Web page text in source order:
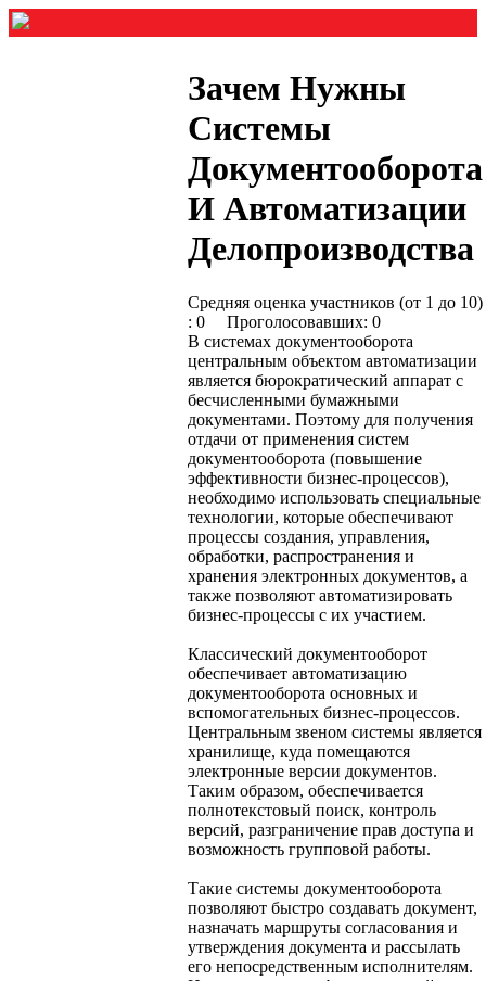
Зачем Нужны
Системы
Документооборота
И Автоматизации
Делопроизводства
Средняя оценка участников (от 1 до 10)
: 0 Проголосовавших: 0
В системах документооборота
центральным объектом автоматизации
является бюрократический аппарат с
бесчисленными бумажными
документами. Поэтому для получения
отдачи от применения систем
документооборота (повышение
эффективности бизнес-процессов),
необходимо использовать специальные
технологии, которые обеспечивают
процессы создания, управления,
обработки, распространения и
хранения электронных документов, а
также позволяют автоматизировать
бизнес-процессы с их участием.
Классический документооборот
обеспечивает автоматизацию
документооборота основных и
вспомогательных бизнес-процессов.
Центральным звеном системы является
хранилище, куда помещаются
электронные версии документов.
Таким образом, обеспечивается
полнотекстовый поиск, контроль
версий, разграничение прав доступа и
возможность групповой работы.
Такие системы документооборота
позволяют быстро создавать документ,
назначать маршруты согласования и
утверждения документа и рассылать
его непосредственным исполнителям.